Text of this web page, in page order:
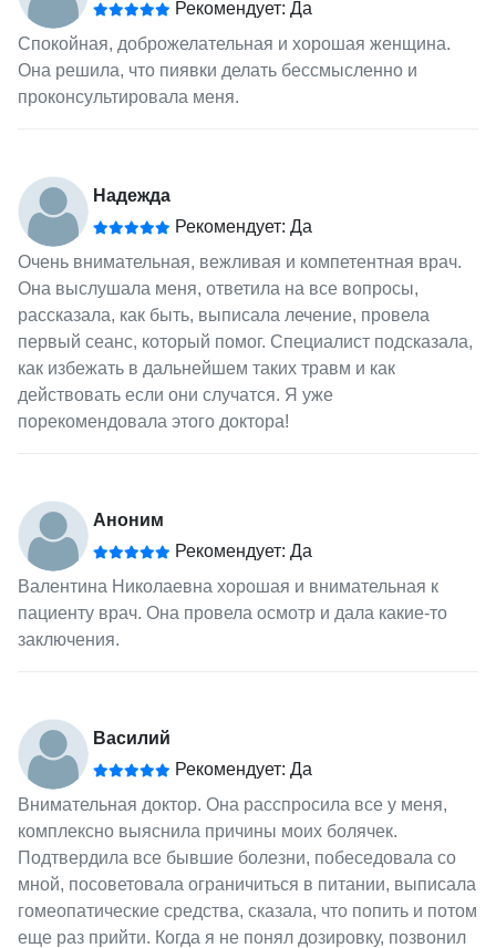
Рекомендует: Да
Спокойная, доброжелательная и хорошая женщина.
Она решила, что пиявки делать бессмысленно и
проконсультировала меня.
Надежда
Рекомендует: Да
Очень внимательная, вежливая и компетентная врач.
Она выслушала меня, ответила на все вопросы,
рассказала, как быть, выписала лечение, провела
первый сеанс, который помог. Специалист подсказала,
как избежать в дальнейшем таких травм и как
действовать если они случатся. Я уже
порекомендовала этого доктора!
Аноним
Рекомендует: Да
Валентина Николаевна хорошая и внимательная к
пациенту врач. Она провела осмотр и дала какие-то
заключения.
Василий
Рекомендует: Да
Внимательная доктор. Она расспросила все у меня,
комплексно выяснила причины моих болячек.
Подтвердила все бывшие болезни, побеседовала со
мной, посоветовала ограничиться в питании, выписала
гомеопатические средства, сказала, что попить и потом
еще раз прийти. Когда я не понял дозировку, позвонил